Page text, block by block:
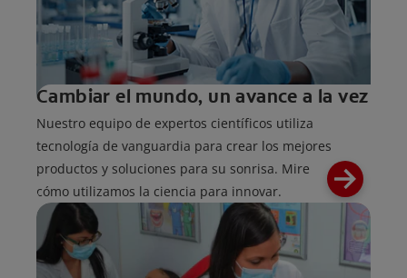
Cambiar el mundo, un avance a la vez
Nuestro equipo de expertos científicos utiliza
tecnología de vanguardia para crear los mejores
productos y soluciones para su sonrisa. Mire
cómo utilizamos la ciencia para innovar.